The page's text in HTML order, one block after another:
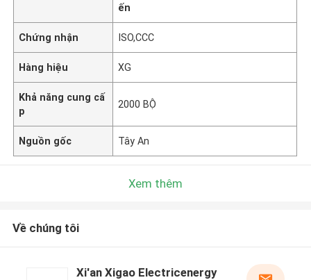
ến
Chứng nhận ISO,CCC
Hàng hiệu XG
Khả năng cung cấ
p
2000 BỘ
Nguồn gốc Tây An
Xem thêm
Về chúng tôi
Xi'an Xigao Electricenergy